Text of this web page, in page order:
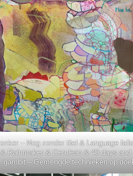
– Nog zonder titel & Language
Rainmaker & Cerulean & 40 days and
gambit – Gemengde technieken op